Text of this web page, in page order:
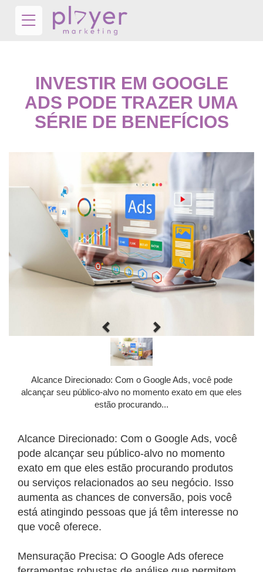
INVESTIR EM GOOGLE
ADS PODE TRAZER UMA
SÉRIE DE BENEFÍCIOS
P
r
e
v
i
u
s
N
t
Alcance Direcionado: Com o Google Ads, você pode
alcançar seu público-alvo no momento exato em que eles
estão procurando...
Alcance Direcionado: Com o Google Ads, você
pode alcançar seu público-alvo no momento
exato em que eles estão procurando produtos
ou serviços relacionados ao seu negócio. Isso
aumenta as chances de conversão, pois você
está atingindo pessoas que já têm interesse no
que você oferece.
Mensuração Precisa: O Google Ads oferece